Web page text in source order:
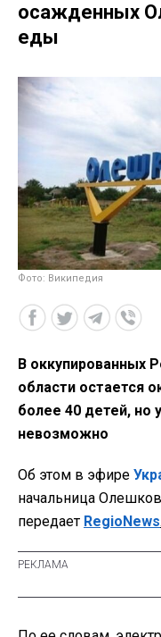
осажденных
еды
Фото: Википедия
В оккупированных
области остается
более 40 детей, но
невозможно
Об этом в эфире
начальница
передает RegioNews.